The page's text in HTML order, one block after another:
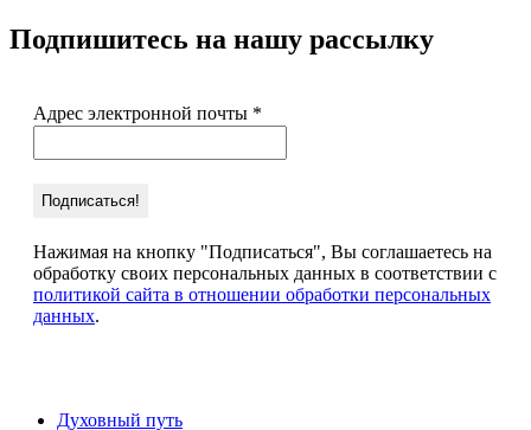
Подпишитесь на нашу рассылку
Адрес электронной почты *
Нажимая на кнопку "Подписаться", Вы соглашаетесь на
обработку своих персональных данных в соответствии с
политикой сайта в отношении обработки персональных
данных.
Духовный путь